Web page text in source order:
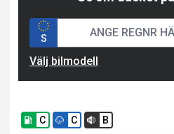
S
Välj bilmodell
C C B